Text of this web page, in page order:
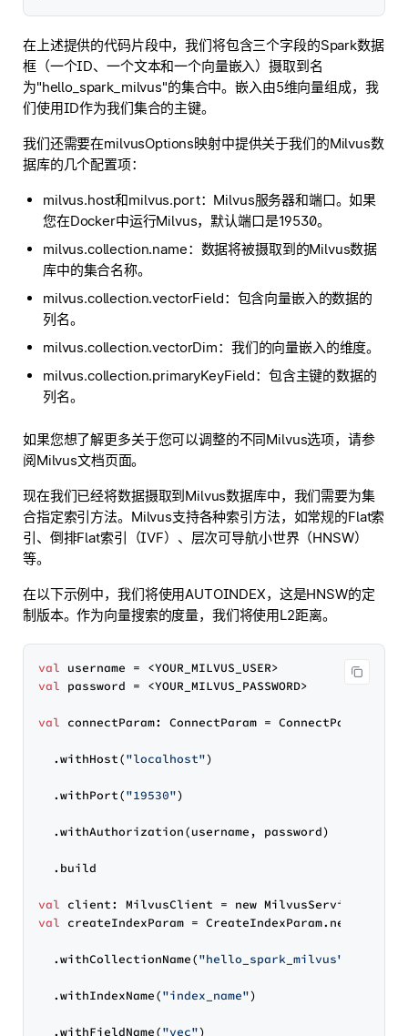
在上述提供的代码片段中，我们将包含三个字段的Spark数据
框（一个ID、一个文本和一个向量嵌入）摄取到名
为"hello_spark_milvus"的集合中。嵌入由5维向量组成，我
们使用ID作为我们集合的主键。
我们还需要在milvusOptions映射中提供关于我们的Milvus数
据库的几个配置项：
milvus.host和milvus.port：Milvus服务器和端口。如果
您在Docker中运行Milvus，默认端口是19530。
milvus.collection.name：数据将被摄取到的Milvus数据
库中的集合名称。
milvus.collection.vectorField：包含向量嵌入的数据的
列名。
milvus.collection.vectorDim：我们的向量嵌入的维度。
milvus.collection.primaryKeyField：包含主键的数据的
列名。
如果您想了解更多关于您可以调整的不同Milvus选项，请参
阅Milvus文档页面。
现在我们已经将数据摄取到Milvus数据库中，我们需要为集
合指定索引方法。Milvus支持各种索引方法，如常规的Flat索
引、倒排Flat索引（IVF）、层次可导航小世界（HNSW）
等。
在以下示例中，我们将使用AUTOINDEX，这是HNSW的定
制版本。作为向量搜索的度量，我们将使用L2距离。
val
val password = <YOUR_MILVUS_PASSWORD>
val connectParam: ConnectParam =
  .withHost(
"localhost")
  .withPort(
"19530")
  .withAuthorization(username, password)
  .build
val
val createIndexParam =
  .withCollectionName(
"hello_spark_milvus"
  .withIndexName(
"index_name")
  .withFieldName(
"vec")